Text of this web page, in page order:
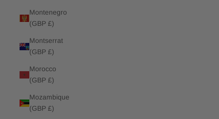
Montenegro
(GBP £)
Montserrat
(GBP £)
Morocco
(GBP £)
Mozambique
(GBP £)